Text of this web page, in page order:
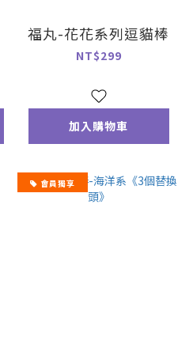
福丸-花花系列逗貓棒
NT$299
加入購物車
會員獨享